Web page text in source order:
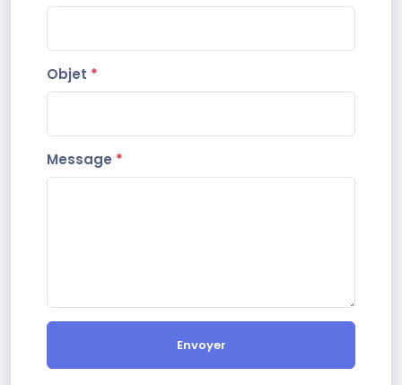
Objet *
Message *
Envoyer